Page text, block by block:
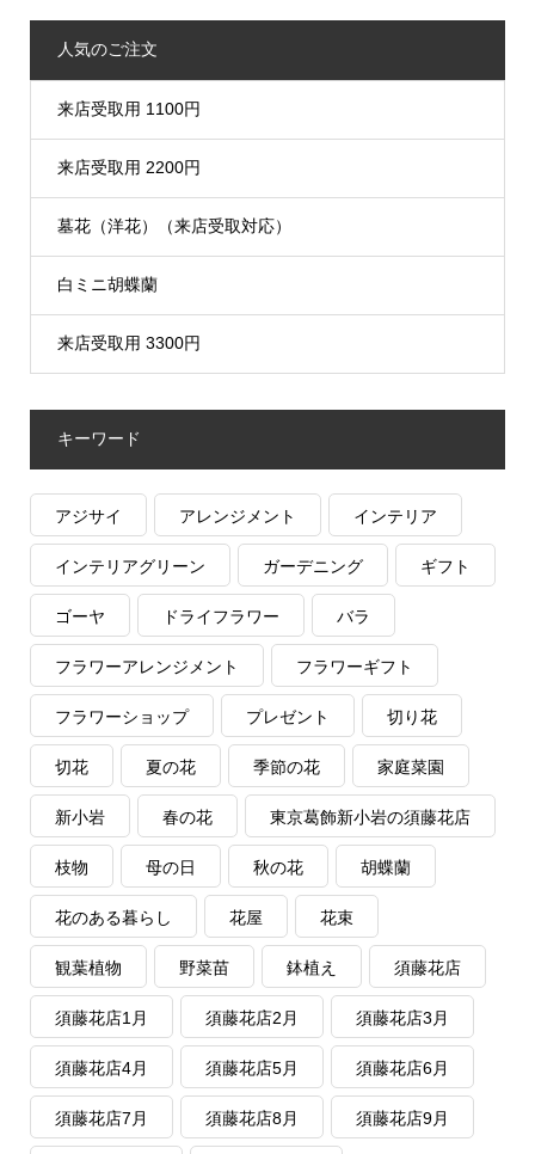
人気のご注文
来店受取用 1100円
来店受取用 2200円
墓花（洋花）（来店受取対応）
白ミニ胡蝶蘭
来店受取用 3300円
キーワード
アジサイ アレンジメント インテリア
インテリアグリーン ガーデニング ギフト
ゴーヤ ドライフラワー バラ
フラワーアレンジメント フラワーギフト
フラワーショップ プレゼント 切り花
切花 夏の花 季節の花 家庭菜園
新小岩 春の花 東京葛飾新小岩の須藤花店
枝物 母の日 秋の花 胡蝶蘭
花のある暮らし 花屋 花束
観葉植物 野菜苗 鉢植え 須藤花店
須藤花店1月 須藤花店2月 須藤花店3月
須藤花店4月 須藤花店5月 須藤花店6月
須藤花店7月 須藤花店8月 須藤花店9月